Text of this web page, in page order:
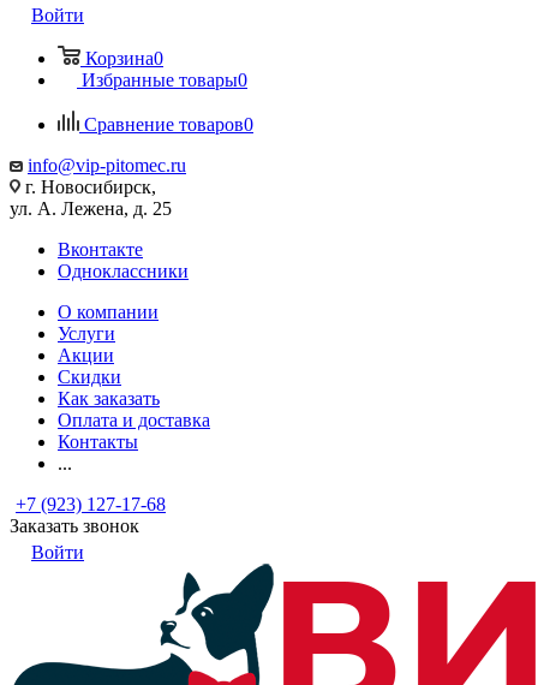
Войти
Корзина0
Избранные товары0
Сравнение товаров0
info@vip-pitomec.ru
г. Новосибирск,
ул. А. Лежена, д. 25
Вконтакте
Одноклассники
О компании
Услуги
Акции
Скидки
Как заказать
Оплата и доставка
Контакты
...
+7 (923) 127-17-68
Заказать звонок
Войти